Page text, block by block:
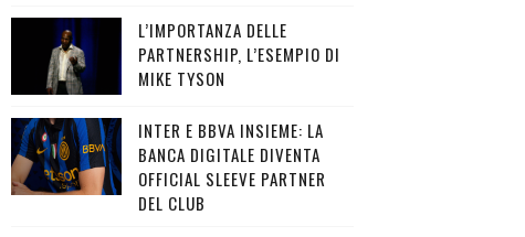
L’IMPORTANZA DELLE
PARTNERSHIP, L’ESEMPIO DI
MIKE TYSON
INTER E BBVA INSIEME: LA
BANCA DIGITALE DIVENTA
OFFICIAL SLEEVE PARTNER
DEL CLUB